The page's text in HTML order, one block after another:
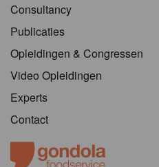
Consultancy
Publicaties
Opleidingen & Congressen
Video Opleidingen
Experts
Contact